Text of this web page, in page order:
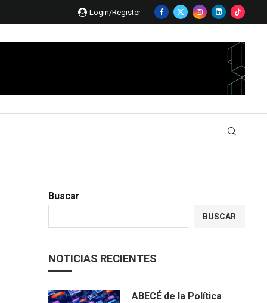
Login/Register
Buscar
BUSCAR
NOTICIAS RECIENTES
ABECÉ de la Política